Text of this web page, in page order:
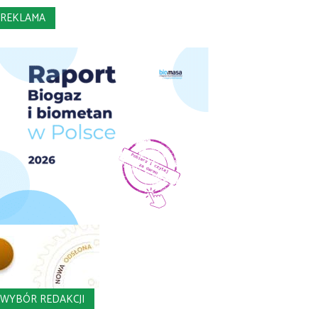
REKLAMA
WYBÓR REDAKCJI